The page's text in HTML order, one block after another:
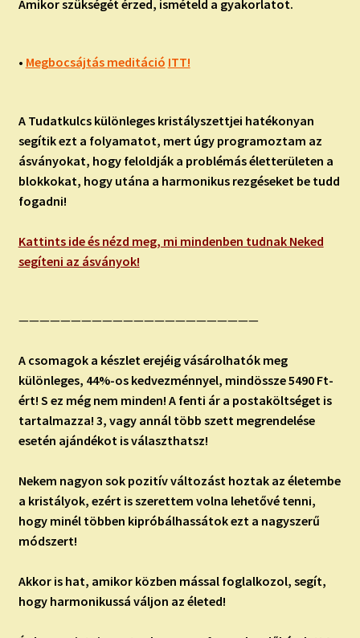
Amikor szükségét érzed, ismételd a gyakorlatot.
• Megbocsájtás meditáció ITT!
A Tudatkulcs különleges kristályszettjei hatékonyan
segítik ezt a folyamatot, mert úgy programoztam az
ásványokat, hogy feloldják a problémás életterületen a
blokkokat, hogy utána a harmonikus rezgéseket be tudd
fogadni!
Kattints ide és nézd meg, mi mindenben tudnak Neked
segíteni az ásványok!
———————————————————————
A csomagok a készlet erejéig vásárolhatók meg
különleges, 44%-os kedvezménnyel, mindössze 5490 Ft-
ért! S ez még nem minden! A fenti ár a postaköltséget is
tartalmazza! 3, vagy annál több szett megrendelése
esetén ajándékot is választhatsz!
Nekem nagyon sok pozitív változást hoztak az életembe
a kristályok, ezért is szerettem volna lehetővé tenni,
hogy minél többen kipróbálhassátok ezt a nagyszerű
módszert!
Akkor is hat, amikor közben mással foglalkozol, segít,
hogy harmonikussá váljon az életed!